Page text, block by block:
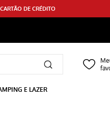
DE CRÉDITO
E LAZER